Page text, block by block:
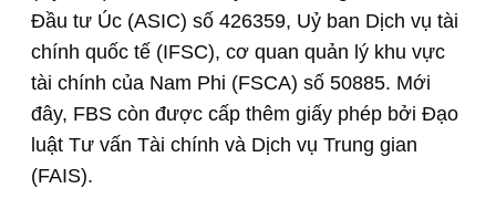
Đầu tư Úc (ASIC) số 426359, Uỷ ban Dịch vụ tài
chính quốc tế (IFSC), cơ quan quản lý khu vực
tài chính của Nam Phi (FSCA) số 50885. Mới
đây, FBS còn được cấp thêm giấy phép bởi Đạo
luật Tư vấn Tài chính và Dịch vụ Trung gian
(FAIS).